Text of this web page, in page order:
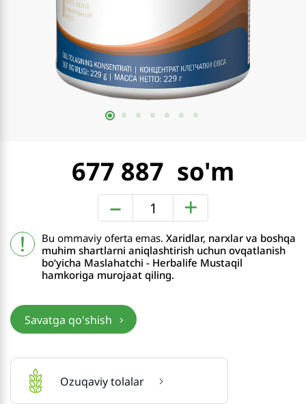
677 887
–
+
Bu ommaviy oferta emas. Xaridlar, narxlar va boshqa
muhim shartlarni aniqlashtirish uchun ovqatlanish
boʻyicha Maslahatchi - Herbalife Mustaqil
hamkoriga murojaat qiling.
Savatga qo'shish
Ozuqaviy tolalar